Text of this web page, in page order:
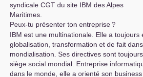
syndicale CGT du site IBM des Alpes
Maritimes.
Peux-tu présenter ton entreprise?
IBM est une multinationale. Elle a toujours
globalisation, transformation et de fait
mondialisation. Ses directives sont toujours
siège social mondial. Entreprise
dans le monde, elle a orienté son